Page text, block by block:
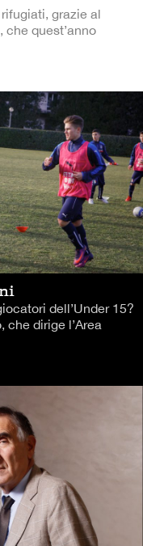
grazie al
che quest’anno
dell’Under 15?
che dirige l’Area